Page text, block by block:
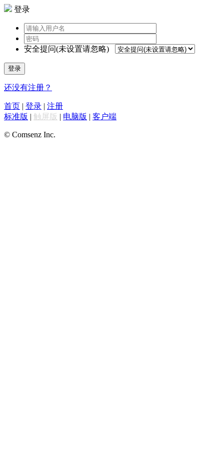
登录
安全提问(未设置请忽略)
登录
还没有注册？
首页 | 登录 | 注册
标准版 | 触屏版 | 电脑版 | 客户端
© Comsenz Inc.